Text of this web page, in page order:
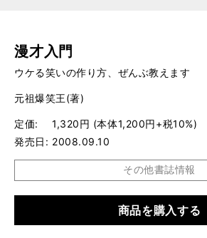
漫才入門
ウケる笑いの作り方、ぜんぶ教えます
元祖爆笑王(著)
定価
1,320円 (本体1,200円+税10%)
発売日
2008.09.10
その他書誌情報
商品を購入する